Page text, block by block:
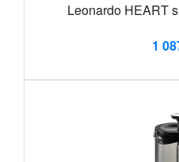
Leonardo HEART
1